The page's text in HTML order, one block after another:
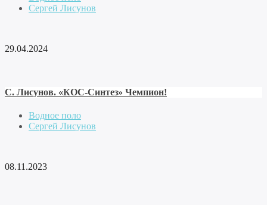
Сергей Лисунов
29.04.2024
С. Лисунов. «КОС-Синтез» Чемпион!
Водное поло
Сергей Лисунов
08.11.2023